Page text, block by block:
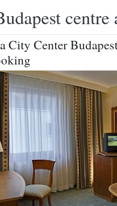
centre
City Center